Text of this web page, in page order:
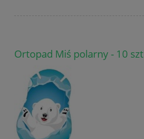
Ortopad Miś polarny - 10 szt